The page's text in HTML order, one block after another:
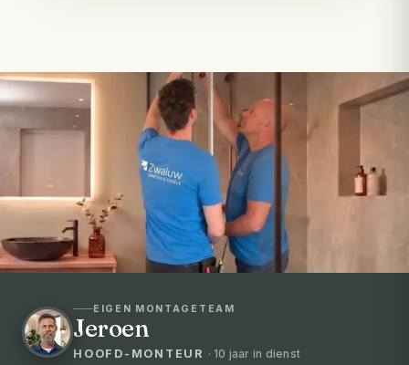
EIGEN MONTAGETEAM
Jeroen
HOOFD-MONTEUR · 10 jaar in dienst